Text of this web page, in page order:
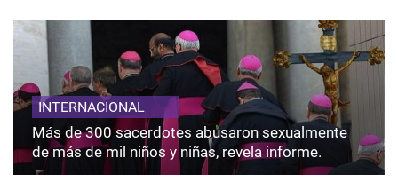
INTERNACIONAL
Más de 300 sacerdotes abusaron sexualmente
de más de mil niños y niñas, revela informe.